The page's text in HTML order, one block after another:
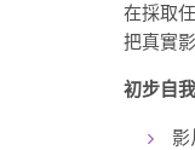
在採取
把真實
初步自
影